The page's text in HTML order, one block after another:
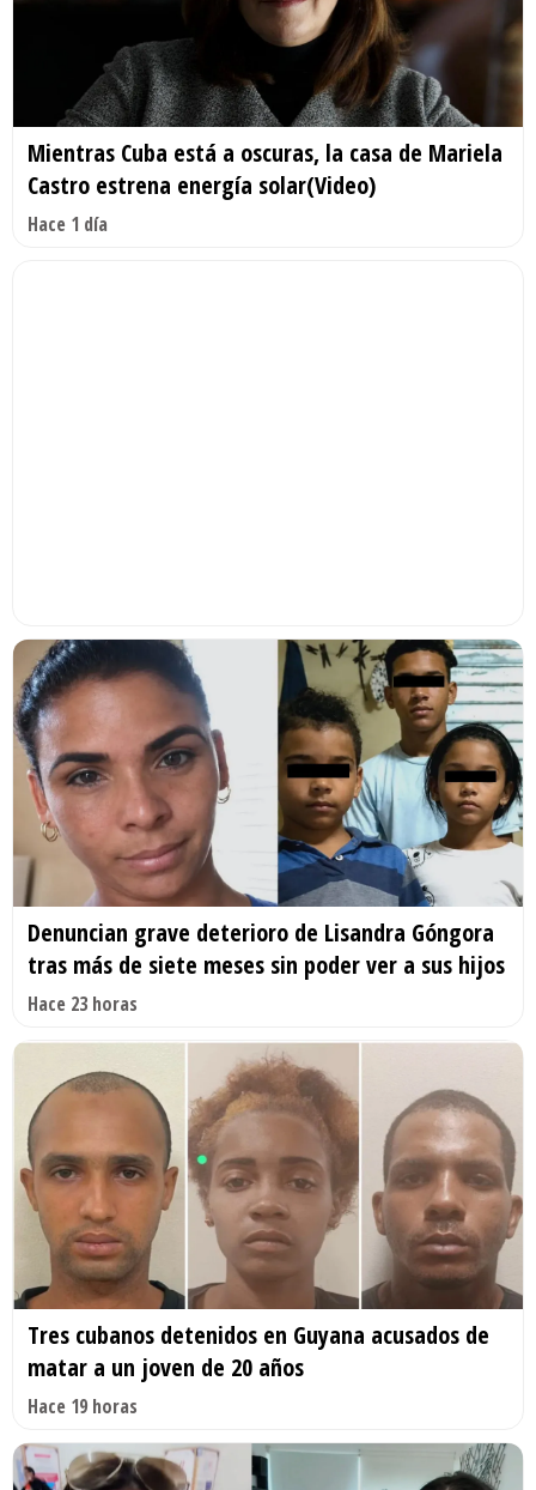
Mientras Cuba está a oscuras, la casa de Mariela
Castro estrena energía solar(Video)
Hace 1 día
Denuncian grave deterioro de Lisandra Góngora
tras más de siete meses sin poder ver a sus hijos
Hace 23 horas
Tres cubanos detenidos en Guyana acusados de
matar a un joven de 20 años
Hace 19 horas